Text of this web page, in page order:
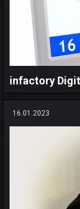
infactory
16.01.2023